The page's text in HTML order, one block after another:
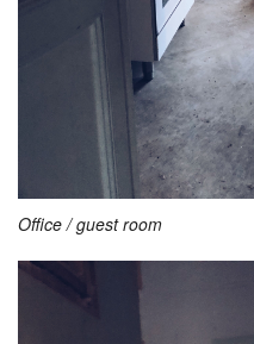
Office / guest room